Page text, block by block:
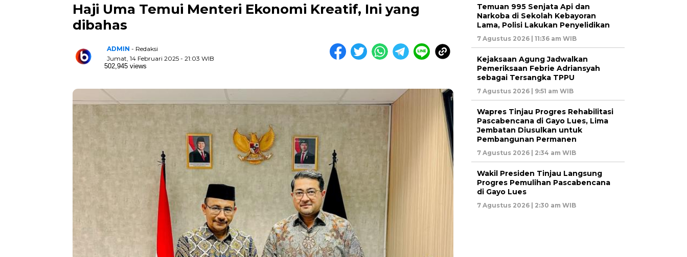
Haji Uma Temui Menteri Ekonomi Kreatif, Ini yang
dibahas
ADMIN - Redaksi
Jumat, 14 Februari 2025 - 21:03 WIB
502,945 views
Temuan 995 Senjata Api dan
Narkoba di Sekolah Kebayoran
Lama, Polisi Lakukan Penyelidikan
7 Agustus 2026 | 11:36 am WIB
Kejaksaan Agung Jadwalkan
Pemeriksaan Febrie Adriansyah
sebagai Tersangka TPPU
7 Agustus 2026 | 9:51 am WIB
Wapres Tinjau Progres Rehabilitasi
Pascabencana di Gayo Lues, Lima
Jembatan Diusulkan untuk
Pembangunan Permanen
7 Agustus 2026 | 2:34 am WIB
Wakil Presiden Tinjau Langsung
Progres Pemulihan Pascabencana
di Gayo Lues
7 Agustus 2026 | 2:30 am WIB